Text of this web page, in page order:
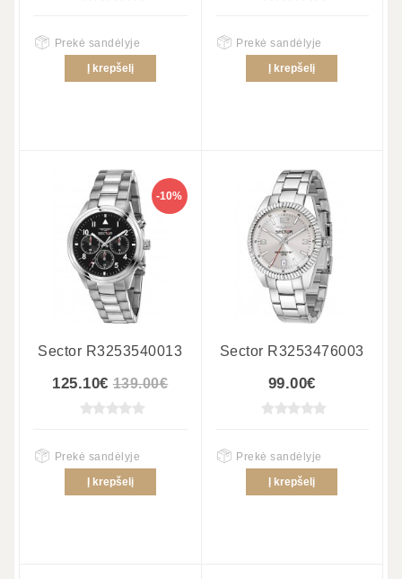
Prekė sandėlyje
Į krepšelį
Prekė sandėlyje
Į krepšelį
-10%
Sector R3253540013
125.10€ 139.00€
Prekė sandėlyje
Į krepšelį
Sector R3253476003
99.00€
Prekė sandėlyje
Į krepšelį